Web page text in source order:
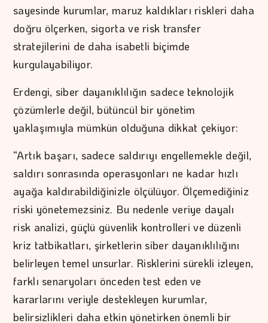
sayesinde kurumlar, maruz kaldıkları riskleri daha
doğru ölçerken, sigorta ve risk transfer
stratejilerini de daha isabetli biçimde
kurgulayabiliyor.
Erdengi, siber dayanıklılığın sadece teknolojik
çözümlerle değil, bütüncül bir yönetim
yaklaşımıyla mümkün olduğuna dikkat çekiyor:
“Artık başarı, sadece saldırıyı engellemekle değil,
saldırı sonrasında operasyonları ne kadar hızlı
ayağa kaldırabildiğinizle ölçülüyor. Ölçemediğiniz
riski yönetemezsiniz. Bu nedenle veriye dayalı
risk analizi, güçlü güvenlik kontrolleri ve düzenli
kriz tatbikatları, şirketlerin siber dayanıklılığını
belirleyen temel unsurlar. Risklerini sürekli izleyen,
farklı senaryoları önceden test eden ve
kararlarını veriyle destekleyen kurumlar,
belirsizlikleri daha etkin yönetirken önemli bir